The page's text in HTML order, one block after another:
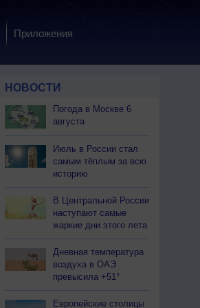
Приложения
НОВОСТИ
Погода в Москве 6
августа
Июль в России стал
самым тёплым за всю
историю
В Центральной России
наступают самые
жаркие дни этого лета
Дневная температура
воздуха в ОАЭ
превысила +51°
Европейские столицы